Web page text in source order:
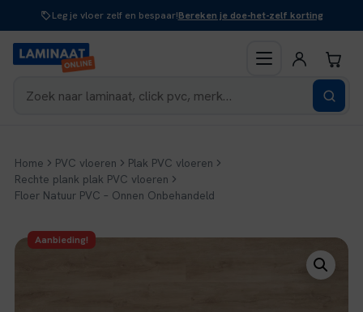
inhoud
Leg je vloer zelf en bespaar!Bereken je doe-het-zelf korting
Home PVC vloeren
Plak PVC vloeren
Rechte plank plak PVC vloeren
Floer Natuur PVC – Onnen Onbehandeld
Aanbieding!